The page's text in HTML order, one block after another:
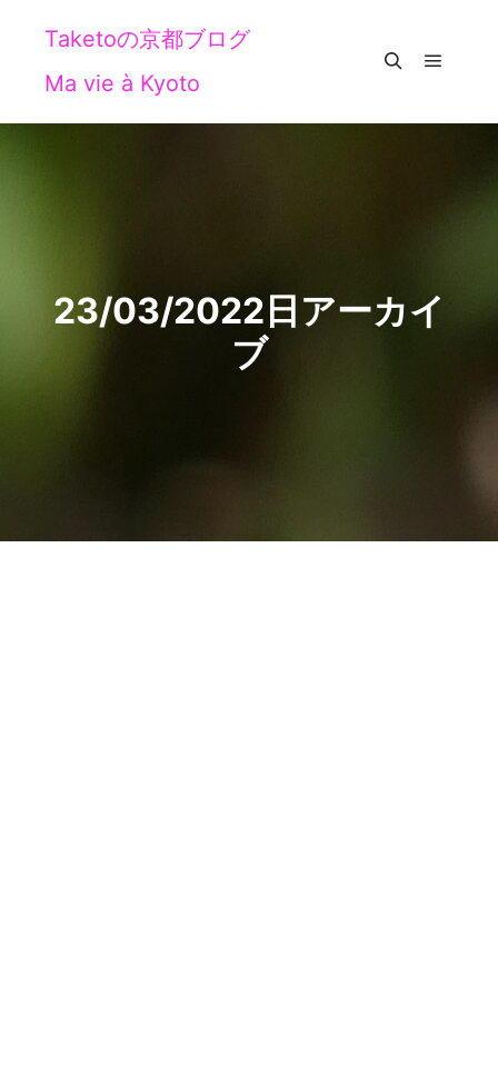
Taketoの京都ブログ
Ma vie à Kyoto
23/03/2022日アーカイ
ブ